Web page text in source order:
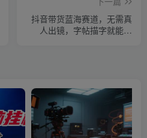
抖音带货蓝海赛道，无需真
人出镜，字帖描字就能变